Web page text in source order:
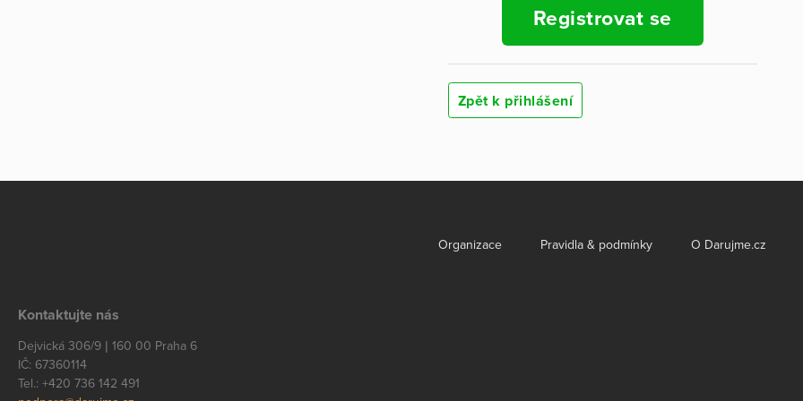
Registrovat se
Zpět k přihlášení
Organizace Pravidla & podmínky O Darujme.cz
Kontaktujte nás
Dejvická 306/9 | 160 00 Praha 6
IČ: 67360114
Tel.: +420 736 142 491